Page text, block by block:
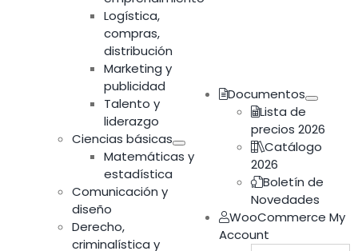
Logística,
compras,
distribución
Marketing y
publicidad
Talento y
liderazgo
Ciencias básicas
Matemáticas y
estadística
Comunicación y
diseño
Derecho,
criminalística y
Documentos
Lista de
precios 2026
Catálogo
2026
Boletín de
Novedades
WooCommerce My
Account